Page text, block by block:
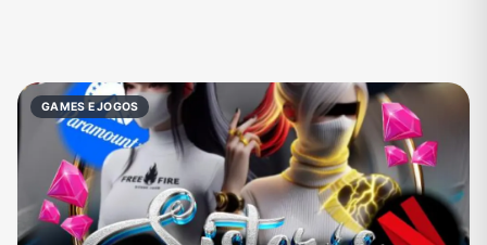
Notícias Outros Política Profissões
Receitas Redes Sociais Religião Shitpost
GAMES E JOGOS